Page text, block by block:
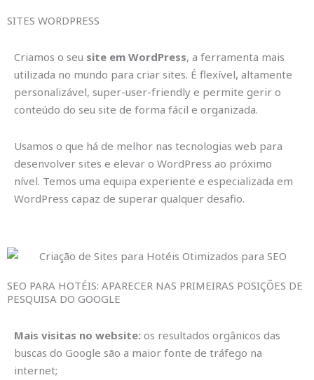
SITES WORDPRESS
Criamos o seu site em WordPress, a ferramenta mais
utilizada no mundo para criar sites. É flexível, altamente
personalizável, super-user-friendly e permite gerir o
conteúdo do seu site de forma fácil e organizada.
Usamos o que há de melhor nas tecnologias web para
desenvolver sites e elevar o WordPress ao próximo
nível. Temos uma equipa experiente e especializada em
WordPress capaz de superar qualquer desafio.
SEO PARA HOTÉIS: APARECER NAS PRIMEIRAS POSIÇÕES DE
PESQUISA DO GOOGLE
Mais visitas no website: os resultados orgânicos das
buscas do Google são a maior fonte de tráfego na
internet;